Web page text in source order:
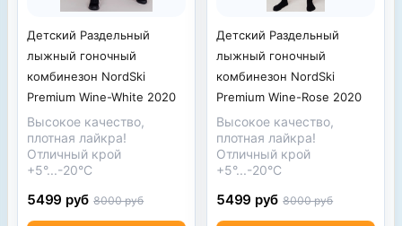
Детский Раздельный
лыжный гоночный
комбинезон NordSki
Premium Wine-White 2020
Высокое качество,
плотная лайкра!
Отличный крой
+5°...-20°С
5499 руб 8000 руб
Детский Раздельный
лыжный гоночный
комбинезон NordSki
Premium Wine-Rose 2020
Высокое качество,
плотная лайкра!
Отличный крой
+5°...-20°С
5499 руб 8000 руб